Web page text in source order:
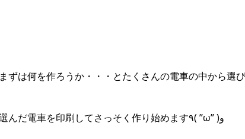
まずは何を作ろうか・・・とたくさんの電車の中から選び
選んだ電車を印刷してさっそく作り始めます٩( ”ω” )و